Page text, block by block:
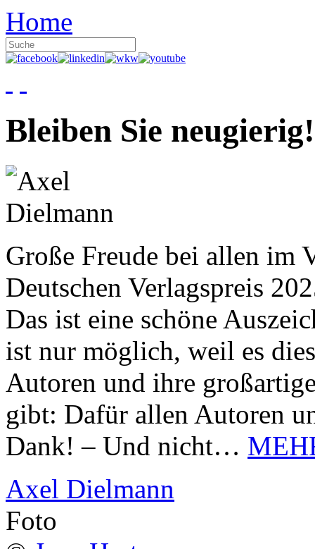
Home
Bleiben Sie neugierig!
Große Freude bei allen im
Deutschen Verlagspreis
Das ist eine schöne
ist nur möglich, weil es
Autoren und ihre
gibt: Dafür allen Autoren
Dank! – Und nicht…
Axel Dielmann
Foto